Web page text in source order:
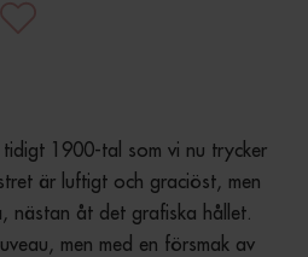
1900-tal som vi nu trycker
är luftigt och graciöst, men
nästan åt det grafiska hållet.
men med en försmak av